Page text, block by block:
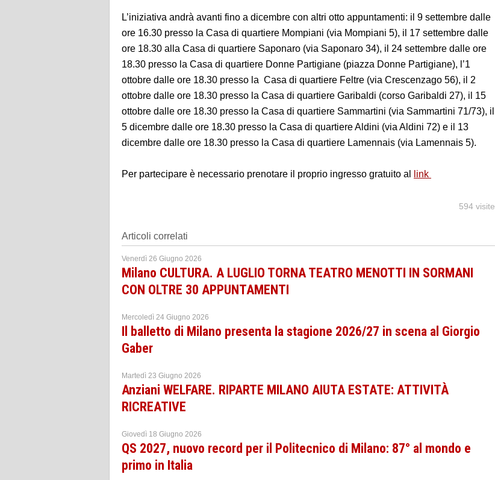
L’iniziativa andrà avanti fino a dicembre con altri otto appuntamenti: il 9 settembre dalle
ore 16.30 presso la Casa di quartiere Mompiani (via Mompiani 5), il 17 settembre dalle
ore 18.30 alla Casa di quartiere Saponaro (via Saponaro 34), il 24 settembre dalle ore
18.30 presso la Casa di quartiere Donne Partigiane (piazza Donne Partigiane), l’1
ottobre dalle ore 18.30 presso la Casa di quartiere Feltre (via Crescenzago 56), il 2
ottobre dalle ore 18.30 presso la Casa di quartiere Garibaldi (corso Garibaldi 27), il 15
ottobre dalle ore 18.30 presso la Casa di quartiere Sammartini (via Sammartini 71/73), il
5 dicembre dalle ore 18.30 presso la Casa di quartiere Aldini (via Aldini 72) e il 13
dicembre dalle ore 18.30 presso la Casa di quartiere Lamennais (via Lamennais 5).
Per partecipare è necessario prenotare il proprio ingresso gratuito al link
594 visite
Articoli correlati
Venerdì 26 Giugno 2026
Milano CULTURA. A LUGLIO TORNA TEATRO MENOTTI IN SORMANI
CON OLTRE 30 APPUNTAMENTI
Mercoledì 24 Giugno 2026
Il balletto di Milano presenta la stagione 2026/27 in scena al Giorgio
Gaber
Martedì 23 Giugno 2026
Anziani WELFARE. RIPARTE MILANO AIUTA ESTATE: ATTIVITÀ
RICREATIVE
Giovedì 18 Giugno 2026
QS 2027, nuovo record per il Politecnico di Milano: 87° al mondo e
primo in Italia